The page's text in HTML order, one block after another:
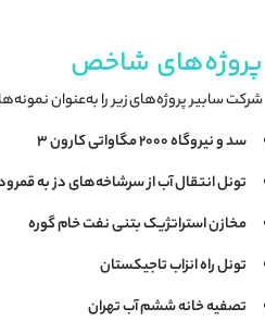
پروژه‌های شاخص
شرکت سابیر پروژه‌های زیر را به‌عنوان
سد و نیروگاه ۲۰۰۰ مگاواتی کارون ۳
تونل انتقال آب از سرشاخه‌های دز به
مخازن استراتژیک بتنی نفت خام گوره
تونل راه انزاب تاجیکستان
تصفیه خانه ششم آب تهران